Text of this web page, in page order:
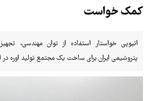
کمک خواست
اتیوپی خواستار استفاده از توان مهندسی،
پتروشیمی ایران برای ساخت یک مجتمع تولید اوره